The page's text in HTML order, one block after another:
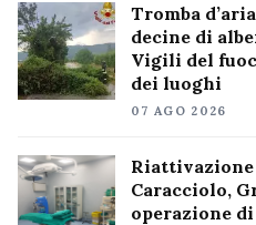
Tromba
decine di
Vigili del
dei luoghi
07 AGO 2026
Riattivazione
Caracciolo,
operazione